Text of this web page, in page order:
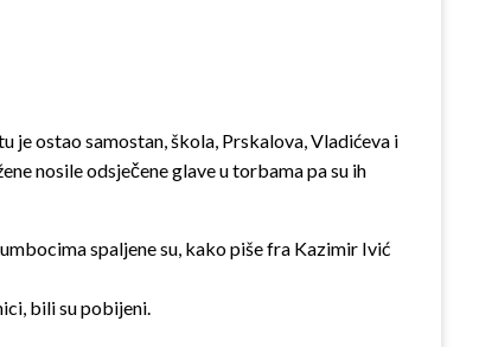
je ostao samostan, škola, Prskalova, Vladićeva i
nosile odsječene glave u torbama pa su ih
spaljene su, kako piše fra Kazimir Ivić
bili su pobijeni.